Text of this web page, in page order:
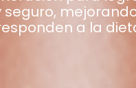
a la